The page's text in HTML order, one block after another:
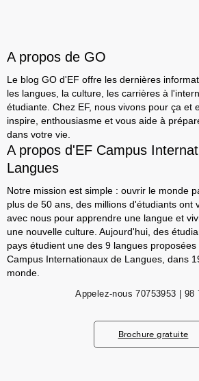
A propos de GO
Le blog GO d'EF offre les dernières
les langues, la culture, les carrières à
étudiante. Chez EF, nous vivons pour ça et
inspire, enthousiasme et vous aide à
dans votre vie.
A propos d'EF Campus
Langues
Notre mission est simple : ouvrir le monde
plus de 50 ans, des millions d'étudiants ont
avec nous pour apprendre une langue et
une nouvelle culture. Aujourd'hui, des
pays étudient une des 9 langues proposées
Campus Internationaux de Langues, dans
monde.
Appelez-nous 70753953 | 98
Brochure gratuite